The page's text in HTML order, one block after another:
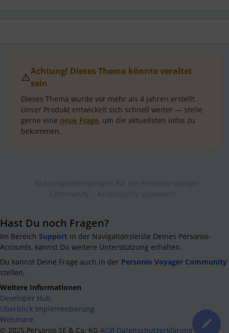
⚠️Achtung! Dieses Thema könnte veraltet
sein
Dieses Thema wurde vor mehr als 4 Jahren erstellt.
Unser Produkt entwickelt sich schnell weiter — stelle
gerne eine neue Frage, um die aktuellsten Infos zu
bekommen.
Hast Du noch Fragen?
Im Bereich Support in der Navigationsleiste Deines Personio-
Accounts, kannst Du weitere Unterstützung erhalten.
Du kannst Deine Frage auch in der Personio Voyager Community
stellen.
Weitere Informationen
Developer Hub
Überblick Implementierung
Webinare
© 2025 Personio SE & Co. KG AGB Datenschutzerklärung